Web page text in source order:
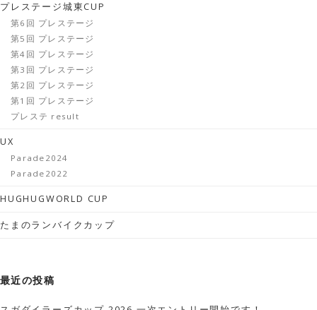
プレステージ城東CUP
第6回 プレステージ
第5回 プレステージ
第4回 プレステージ
第3回 プレステージ
第2回 プレステージ
第1回 プレステージ
プレステ result
UX
Parade2024
Parade2022
HUGHUGWORLD CUP
たまのランバイクカップ
最近の投稿